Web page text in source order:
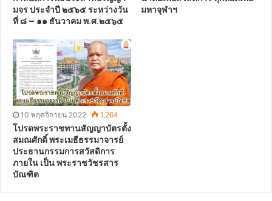
มจร ประจำปี ๒๕๖๕ ระหว่างวัน
ที่ ๘ – ๑๑ ธันวาคม พ.ศ.๒๕๖๕
มหาจุฬาฯ
10 พฤศจิกายน 2022 1,264
โปรดพระราชทานสัญญาบัตรตั้ง
สมณศักดิ์ พระเมธีธรรมาจารย์
ประธานกรรมการสวัสดิการ
ภายใน เป็น พระราชวัชรสาร
บัณฑิต